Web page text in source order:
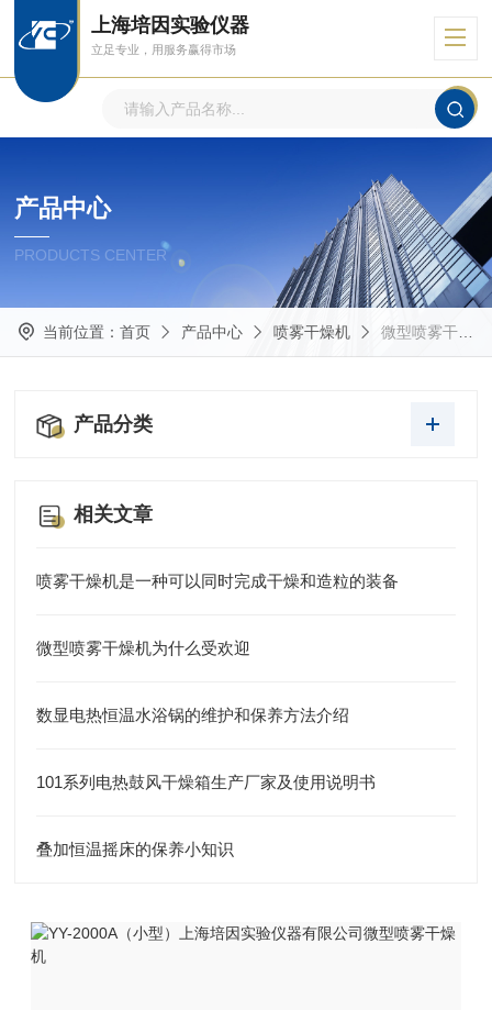
上海培因实验仪器
立足专业，用服务赢得市场
产品中心
PRODUCTS CENTER
当前位置： 首页 产品中心 喷雾干燥机 微型喷雾干燥机
产品分类
相关文章
喷雾干燥机是一种可以同时完成干燥和造粒的装备
微型喷雾干燥机为什么受欢迎
数显电热恒温水浴锅的维护和保养方法介绍
101系列电热鼓风干燥箱生产厂家及使用说明书
叠加恒温摇床的保养小知识